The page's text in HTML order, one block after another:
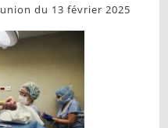
du 13 février 2025